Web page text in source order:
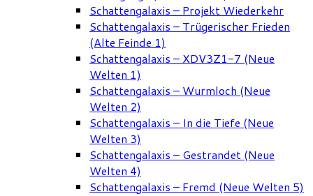
Schattengalaxis – Projekt Wiederkehr
Schattengalaxis – Trügerischer Frieden
(Alte Feinde 1)
Schattengalaxis – XDV3Z1-7 (Neue
Welten 1)
Schattengalaxis – Wurmloch (Neue
Welten 2)
Schattengalaxis – In die Tiefe (Neue
Welten 3)
Schattengalaxis – Gestrandet (Neue
Welten 4)
Schattengalaxis – Fremd (Neue Welten 5)